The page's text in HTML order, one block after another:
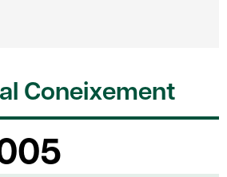
Coneixement